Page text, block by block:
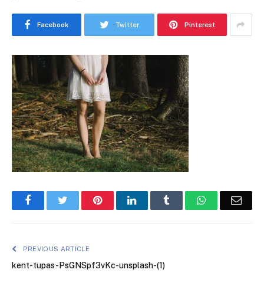
Facebook Twitter Pinterest
FacebookTwitter PinterestLinkedIn Tumblr WhatsApp
PREVIOUS ARTICLE
kent-tupas-PsGNSpf3vKc-unsplash-(1)